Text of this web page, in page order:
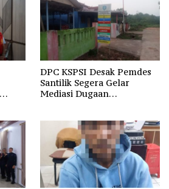
DPC KSPSI Desak Pemdes
Santilik Segera Gelar
Mediasi Dugaan